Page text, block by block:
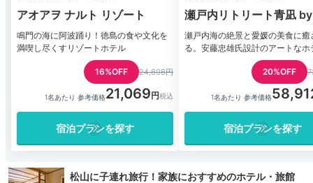
アオアヲ ナルト リゾート
鳴門の海に阿波踊り！徳島の食や文化を
満喫し尽くすリゾートホテル
16%OFF 24,808円
1名あたり 参考価格21,069
宿泊プランを探す
瀬戸内リトリート青凪
知新
瀬戸内海の絶景と愛媛の美食に癒
る。安藤忠雄氏設計のアートなホ
20%OFF
1名あたり 参考価格
宿泊プランを探す
松山に子連れ旅行！家族におすすめのホテル・旅館